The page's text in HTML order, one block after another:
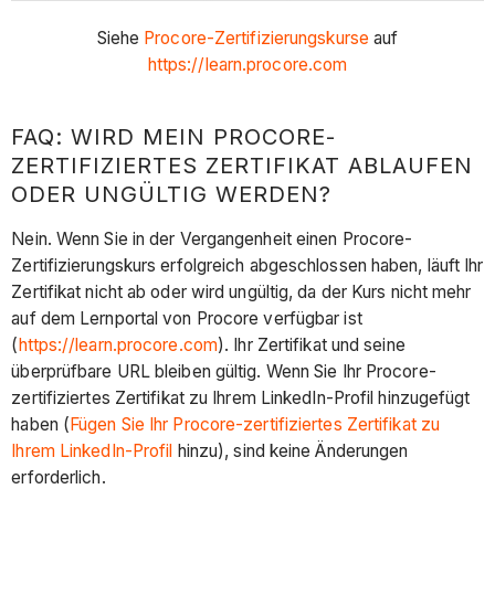
Siehe Procore-Zertifizierungskurse auf
https://learn.procore.com
FAQ: WIRD MEIN PROCORE-
ZERTIFIZIERTES ZERTIFIKAT ABLAUFEN
ODER UNGÜLTIG WERDEN?
Nein. Wenn Sie in der Vergangenheit einen Procore-
Zertifizierungskurs erfolgreich abgeschlossen haben, läuft Ihr
Zertifikat nicht ab oder wird ungültig, da der Kurs nicht mehr
auf dem Lernportal von Procore verfügbar ist
(https://learn.procore.com). Ihr Zertifikat und seine
überprüfbare URL bleiben gültig. Wenn Sie Ihr Procore-
zertifiziertes Zertifikat zu Ihrem LinkedIn-Profil hinzugefügt
haben (Fügen Sie Ihr Procore-zertifiziertes Zertifikat zu
Ihrem LinkedIn-Profil hinzu), sind keine Änderungen
erforderlich.